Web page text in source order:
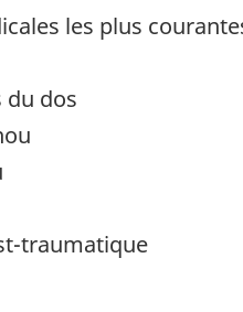
les plus
du dos
traumatique